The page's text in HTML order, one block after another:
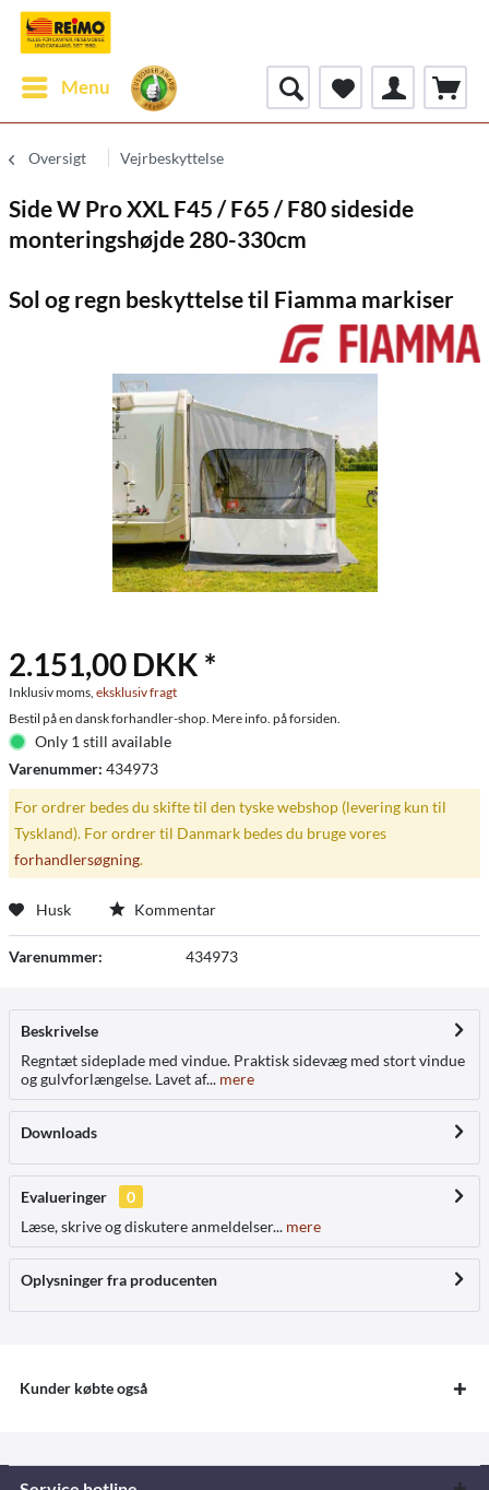
Menu
Oversigt Vejrbeskyttelse
Side W Pro XXL F45 / F65 / F80 sideside
monteringshøjde 280-330cm
Sol og regn beskyttelse til Fiamma markiser
2.151,00 DKK *
Inklusiv moms, eksklusiv fragt
Bestil på en dansk forhandler-shop. Mere info. på forsiden.
Only 1 still available
Varenummer: 434973
For ordrer bedes du skifte til den tyske webshop (levering kun til
Tyskland). For ordrer til Danmark bedes du bruge vores
forhandlersøgning.
Husk Kommentar
Varenummer: 434973
Beskrivelse
Regntæt sideplade med vindue. Praktisk sidevæg med stort vindue
og gulvforlængelse. Lavet af... mere
Downloads
Evalueringer
0
Læse, skrive og diskutere anmeldelser... mere
Oplysninger fra producenten
Kunder købte også